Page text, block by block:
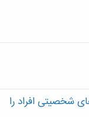
شخصیتی افراد را